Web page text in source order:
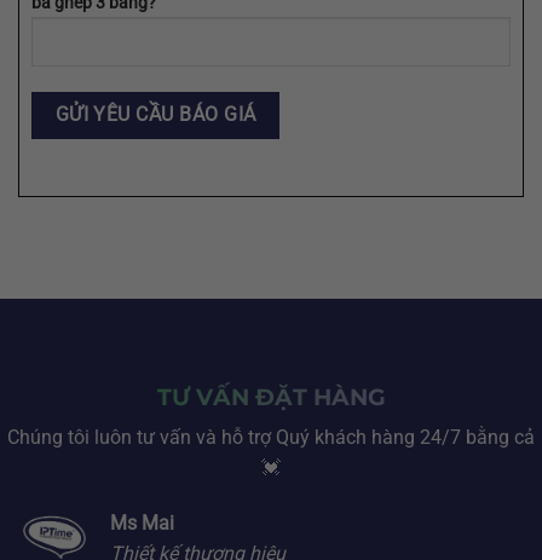
TƯ VẤN ĐẶT HÀNG
Chúng tôi luôn tư vấn và hỗ trợ Quý khách hàng 24/7 bằng cả
💓
Ms Mai
Thiết kế thương hiệu